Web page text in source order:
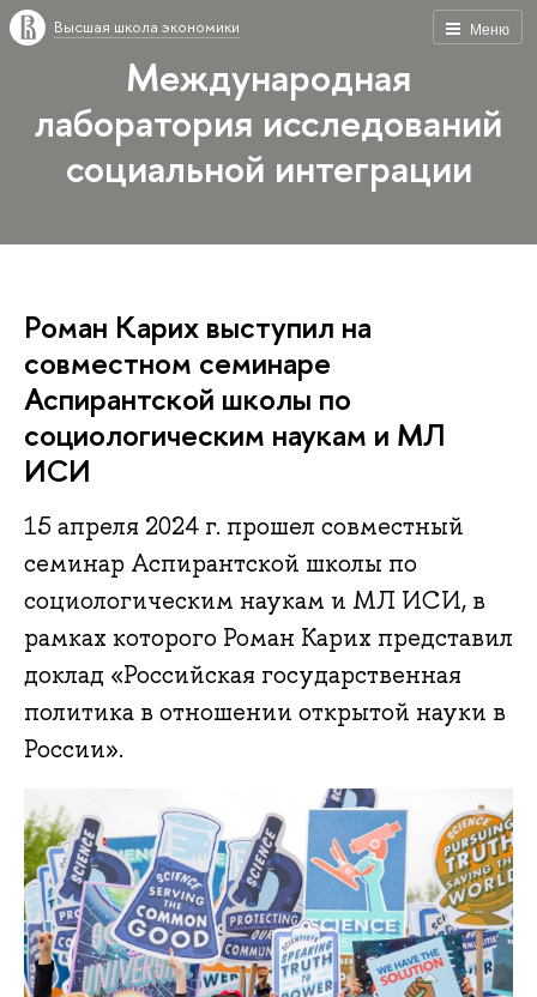
Меню
Высшая школа экономики
Международная
лаборатория исследований
социальной интеграции
Роман Карих выступил на
совместном семинаре
Аспирантской школы по
социологическим наукам и МЛ
ИСИ
15 апреля 2024 г. прошел совместный
семинар Аспирантской школы по
социологическим наукам и МЛ ИСИ, в
рамках которого Роман Карих представил
доклад «Российская государственная
политика в отношении открытой науки в
России».